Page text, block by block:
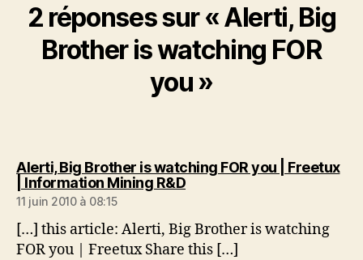
2 réponses sur « Alerti, Big
Brother is watching FOR
you »
Alerti, Big Brother is watching FOR you | Freetux
| Information Mining R&Ddit :
11 juin 2010 à 08:15
[…] this article: Alerti, Big Brother is watching
FOR you | Freetux Share this […]